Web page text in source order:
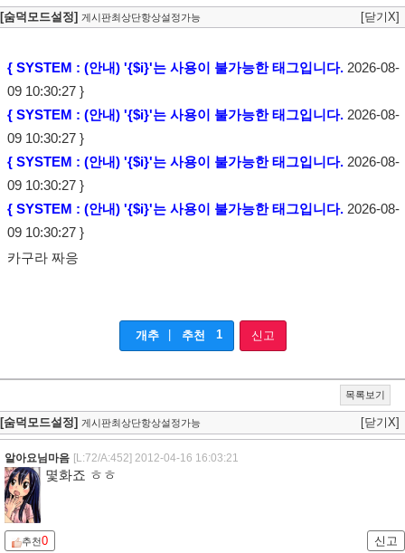
[숨덕모드설정] 게시판최상단항상설정가능 [닫기X]
{ SYSTEM : (안내) '{$i}'는 사용이 불가능한 태그입니다.2026-08-
09 10:30:27 }
{ SYSTEM : (안내) '{$i}'는 사용이 불가능한 태그입니다.2026-08-
09 10:30:27 }
{ SYSTEM : (안내) '{$i}'는 사용이 불가능한 태그입니다.2026-08-
09 10:30:27 }
{ SYSTEM : (안내) '{$i}'는 사용이 불가능한 태그입니다.2026-08-
09 10:30:27 }
카구라 짜응
개추 추천 1 신고
목록보기
[숨덕모드설정] 게시판최상단항상설정가능 [닫기X]
알아요님마음 [L:72/A:452] 2012-04-16 16:03:21
몇화죠 ㅎㅎ
추천0 신고